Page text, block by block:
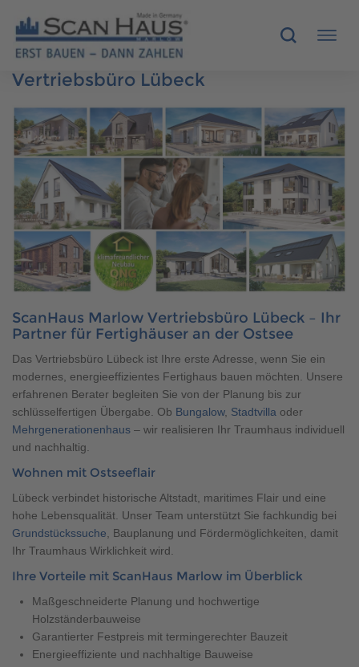
HÄUSER
MUSTERHÄUSER
SCANHAUS-VORTEILE
RUND UMS BAUEN
ÜBER UNS
KONTAKT
Brauchen Sie Hilfe?
038221 4000
MUSTERHAUS FINDEN
Vertriebsbüro Lübeck
ScanHaus Marlow Vertriebsbüro Lübeck – Ihr
Partner für Fertighäuser an der Ostsee
Das Vertriebsbüro Lübeck ist Ihre erste Adresse, wenn Sie ein
modernes, energieeffizientes Fertighaus bauen möchten. Unsere
erfahrenen Berater begleiten Sie von der Planung bis zur
schlüsselfertigen Übergabe. Ob Bungalow, Stadtvilla oder
Mehrgenerationenhaus – wir realisieren Ihr Traumhaus individuell
und nachhaltig.
Wohnen mit Ostseeflair
Lübeck verbindet historische Altstadt, maritimes Flair und eine
hohe Lebensqualität. Unser Team unterstützt Sie fachkundig bei
Grundstückssuche , Bauplanung und Fördermöglichkeiten, damit
Ihr Traumhaus Wirklichkeit wird.
Ihre Vorteile mit ScanHaus Marlow im Überblick
Maßgeschneiderte Planung und hochwertige
Holzständerbauweise
Garantierter Festpreis mit termingerechter Bauzeit
Energieeffiziente und nachhaltige Bauweise